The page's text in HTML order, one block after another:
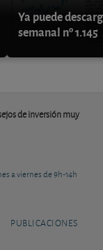
Ya puede
semanal nº 1.145
de inversión muy
a viernes de 9h-14h
PUBLICACIONES